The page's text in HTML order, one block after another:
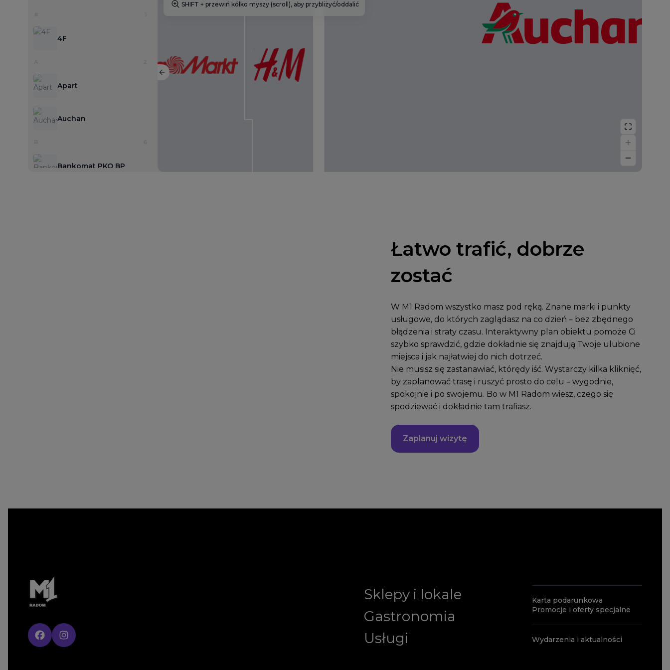
Łatwo trafić, dobrze
zostać
W M1 Radom wszystko masz pod ręką. Znane marki i punkty
usługowe, do których zaglądasz na co dzień – bez zbędnego
błądzenia i straty czasu. Interaktywny plan obiektu pomoże Ci
szybko sprawdzić, gdzie dokładnie się znajdują Twoje ulubione
miejsca i jak najłatwiej do nich dotrzeć.
Nie musisz się zastanawiać, którędy iść. Wystarczy kilka kliknięć,
by zaplanować trasę i ruszyć prosto do celu – wygodnie,
spokojnie i po swojemu. Bo w M1 Radom wiesz, czego się
spodziewać i dokładnie tam trafiasz.
Zaplanuj wizytę
Sklepy i lokale
Gastronomia
Usługi
Karta podarunkowa
Promocje i oferty specjalne
Wydarzenia i aktualności